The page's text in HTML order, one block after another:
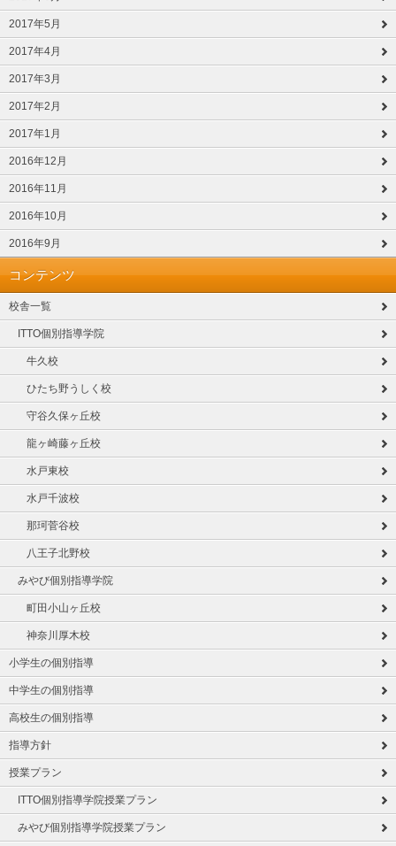
2017年5月
2017年4月
2017年3月
2017年2月
2017年1月
2016年12月
2016年11月
2016年10月
2016年9月
コンテンツ
校舎一覧
ITTO個別指導学院
牛久校
ひたち野うしく校
守谷久保ヶ丘校
龍ヶ崎藤ヶ丘校
水戸東校
水戸千波校
那珂菅谷校
八王子北野校
みやび個別指導学院
町田小山ヶ丘校
神奈川厚木校
小学生の個別指導
中学生の個別指導
高校生の個別指導
指導方針
授業プラン
ITTO個別指導学院授業プラン
みやび個別指導学院授業プラン